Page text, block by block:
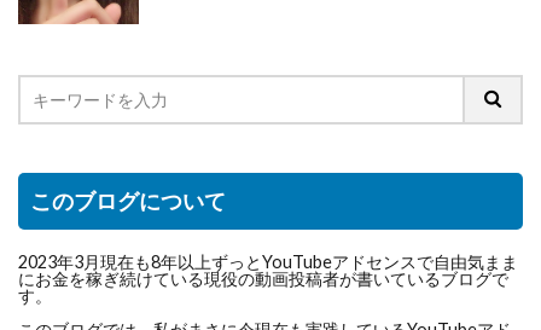
このブログについて
2023年3月現在も8年以上ずっとYouTubeアドセンスで自由気まま
にお金を稼ぎ続けている現役の動画投稿者が書いているブログで
す。